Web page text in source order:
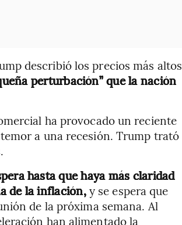
describió los precios más altos
perturbación” que la nación
ha provocado un reciente
a una recesión. Trump trató
hasta que haya más claridad
de la inflación,y se espera que
de la próxima semana. Al
han alimentado la